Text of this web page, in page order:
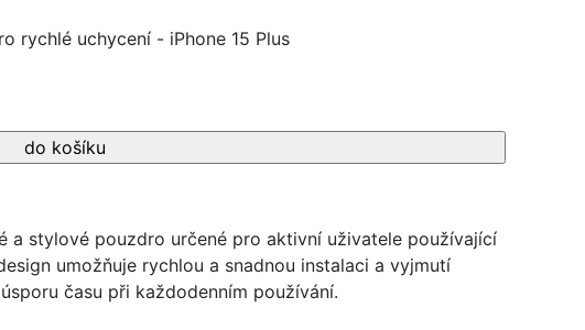
rychlé uchycení - iPhone 15 Plus
a stylové pouzdro určené pro aktivní uživatele používající
umožňuje rychlou a snadnou instalaci a vyjmutí
času při každodenním používání.